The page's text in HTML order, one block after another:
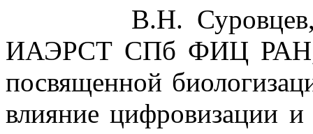
В.Н. Суровцев,
ИАЭРСТ СПб ФИЦ РАН,
посвященной
влияние цифровизации и